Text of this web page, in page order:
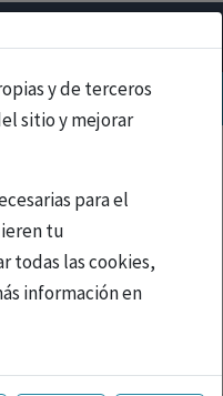
y de terceros
sitio y mejorar
para el
tu
todas las cookies,
información en
Página Web está